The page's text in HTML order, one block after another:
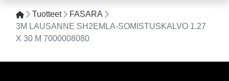
Tuotteet
FASARA
3M LAUSANNE SH2EMLA-SOMISTUSKALVO 1.27
X 30 M 7000008080